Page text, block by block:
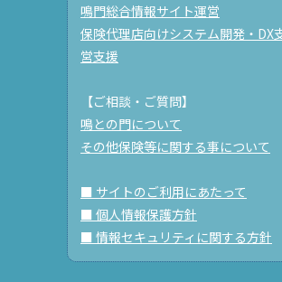
鳴門総合情報サイト運営
保険代理店向けシステム開発・DX
営支援
【ご相談・ご質問】
鳴との門について
その他保険等に関する事について
■ サイトのご利用にあたって
■ 個人情報保護方針
■ 情報セキュリティに関する方針